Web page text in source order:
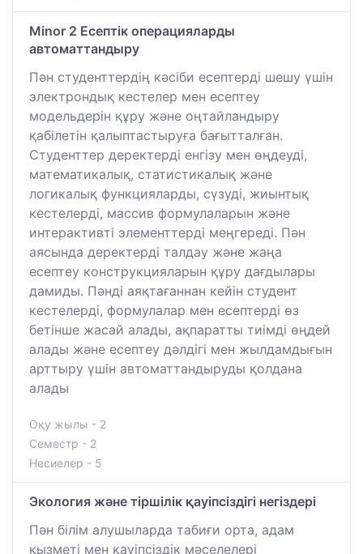
Minor 2 Есептік операцияларды
автоматтандыру
Пән студенттердің кәсіби есептерді шешу үшін
электрондық кестелер мен есептеу
модельдерін құру және оңтайландыру
қабілетін қалыптастыруға бағытталған.
Студенттер деректерді енгізу мен өңдеуді,
математикалық, статистикалық және
логикалық функцияларды, сүзуді, жиынтық
кестелерді, массив формулаларын және
интерактивті элементтерді меңгереді. Пән
аясында деректерді талдау және жаңа
есептеу конструкцияларын құру дағдылары
дамиды. Пәнді аяқтағаннан кейін студент
кестелерді, формулалар мен есептерді өз
бетінше жасай алады, ақпаратты тиімді өңдей
алады және есептеу дәлдігі мен жылдамдығын
арттыру үшін автоматтандыруды қолдана
алады
Оқу жылы - 2
Семестр - 2
Несиелер - 5
Экология және тіршілік қауіпсіздігі негіздері
Пән білім алушыларда табиғи орта, адам
қызметі мен қауіпсіздік мәселелері